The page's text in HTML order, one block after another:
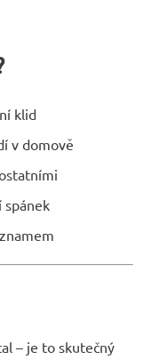
klid
v domově
spánek
– je to skutečný